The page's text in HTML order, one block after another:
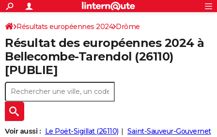
ACTUALITÉS
Politique
Société
Faits Divers
Education
Monde
Villes
+
SPORT
Coupe du monde 2026
Football
Tennis
Cyclisme
Rugby
Forum
CULTURE
Programme TV
TNT
Streaming
Cinéma
Sorties cinéma
Musique
+FINANCE
Retraite
Impôts
Epargne
Immobilier
Risques naturels par ville
Banque
Assurance
CréditAUTO
Essais
Réserver un essai
Citadines
Berlines
SUV
Forum auto
+HIGH-TECH
Mobiles
Meilleur smartphone
Internet
Ordinateurs
Jeux vidéo
Guide high-tech
+
BRICOLAGE
S'inscrire
Connexion
Résultats européennes 2024 Drôme
Résultat des européennes 2024 à
Bellecombe-Tarendol (26110)
[PUBLIE]
Voir aussi : Le Poët-Sigillat (26110)
Saint-Sauveur-Gouvernet